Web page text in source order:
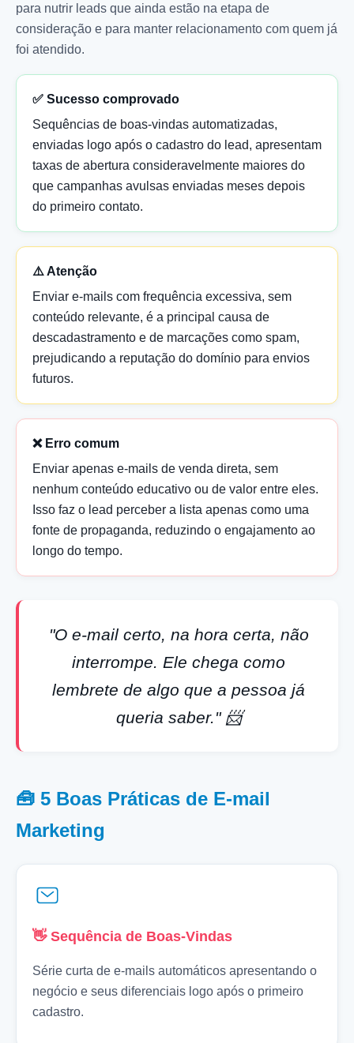
para nutrir leads que ainda estão na etapa de
consideração e para manter relacionamento com quem já
foi atendido.
✅ Sucesso comprovado
Sequências de boas-vindas automatizadas,
enviadas logo após o cadastro do lead, apresentam
taxas de abertura consideravelmente maiores do
que campanhas avulsas enviadas meses depois
do primeiro contato.
⚠️ Atenção
Enviar e-mails com frequência excessiva, sem
conteúdo relevante, é a principal causa de
descadastramento e de marcações como spam,
prejudicando a reputação do domínio para envios
futuros.
❌ Erro comum
Enviar apenas e-mails de venda direta, sem
nenhum conteúdo educativo ou de valor entre eles.
Isso faz o lead perceber a lista apenas como uma
fonte de propaganda, reduzindo o engajamento ao
longo do tempo.
"O e-mail certo, na hora certa, não
interrompe. Ele chega como
lembrete de algo que a pessoa já
queria saber." 📨
🧰 5 Boas Práticas de E-mail
Marketing
👋 Sequência de Boas-Vindas
Série curta de e-mails automáticos apresentando o
negócio e seus diferenciais logo após o primeiro
cadastro.